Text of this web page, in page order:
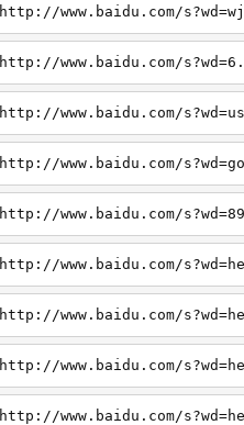
http://www.baidu.com/
http://www.baidu.com/
http://www.baidu.com/
http://www.baidu.com/
http://www.baidu.com/
http://www.baidu.com/
http://www.baidu.com/
http://www.baidu.com/
http://www.baidu.com/